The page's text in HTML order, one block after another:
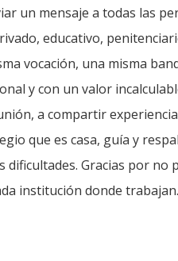
un mensaje a todas las
educativo,
vocación, una misma
y con un valor
a compartir
que es casa, guía y
dificultades. Gracias por
institución donde trabajan.